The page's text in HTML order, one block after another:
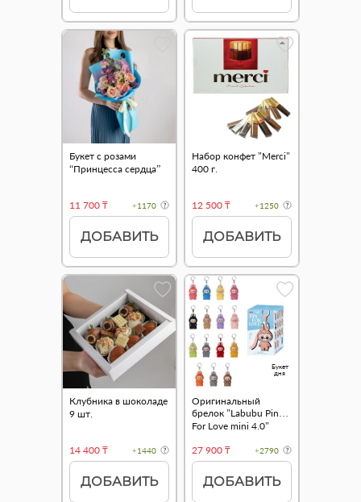
Букет с розами
“Принцесса сердца”
11 700 ₸ +1170
ДОБАВИТЬ
Набор конфет "Merci"
400 г.
12 500 ₸ +1250
ДОБАВИТЬ
Клубника в шоколаде
9 шт.
14 400 ₸ +1440
ДОБАВИТЬ
Букет
дня
Оригинальный
брелок "Labubu Pin
For Love mini 4.0"
27 900 ₸
+2790
ДОБАВИТЬ